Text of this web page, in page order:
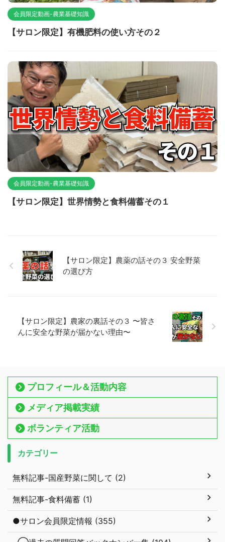
会員限定動画-農業基礎知識
【サロン限定】有機肥料の使い方その２
会員限定動画-農業基礎知識
【サロン限定】世界情勢と食料備蓄その１
【サロン限定】農薬の話その３ 安全野菜
の選び方
【サロン限定】農家の裏話その３ 〜皆さ
んに安全な野菜が届かない理由〜
プロフィール＆活動内容
メディア掲載実績
ボランティア活動
カテゴリー
無料記事-国産野菜に関して (2)
無料記事-食料備蓄 (1)
●サロン会員限定情報 (355)